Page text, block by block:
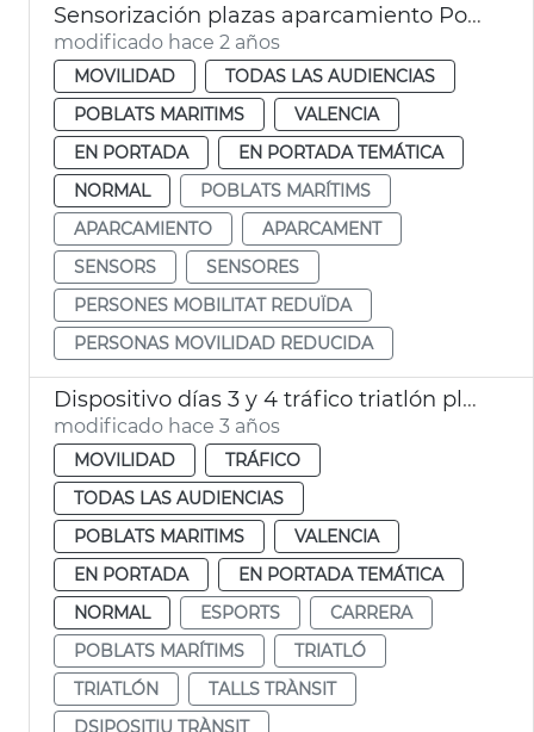
Sensorización plazas aparcamiento Poblats Marítims
modificado hace 2 años
MOVILIDAD
TODAS LAS AUDIENCIAS
POBLATS MARITIMS
VALENCIA
EN PORTADA
EN PORTADA TEMÁTICA
NORMAL
POBLATS MARÍTIMS
APARCAMIENTO
APARCAMENT
SENSORS
SENSORES
PERSONES MOBILITAT REDUÏDA
PERSONAS MOVILIDAD REDUCIDA
Dispositivo días 3 y 4 tráfico triatlón playa Malva-rosa
modificado hace 3 años
MOVILIDAD
TRÁFICO
TODAS LAS AUDIENCIAS
POBLATS MARITIMS
VALENCIA
EN PORTADA
EN PORTADA TEMÁTICA
NORMAL
ESPORTS
CARRERA
POBLATS MARÍTIMS
TRIATLÓ
TRIATLÓN
TALLS TRÀNSIT
DSIPOSITIU TRÀNSIT